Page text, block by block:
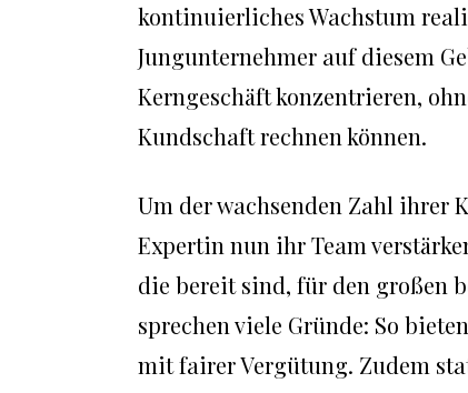
kontinuierliches Wachstum
Jungunternehmer auf diesem
Kerngeschäft konzentrieren,
Kundschaft rechnen können.
Um der wachsenden Zahl ihrer
Expertin nun ihr Team
die bereit sind, für den großen
sprechen viele Gründe: So
mit fairer Vergütung. Zudem